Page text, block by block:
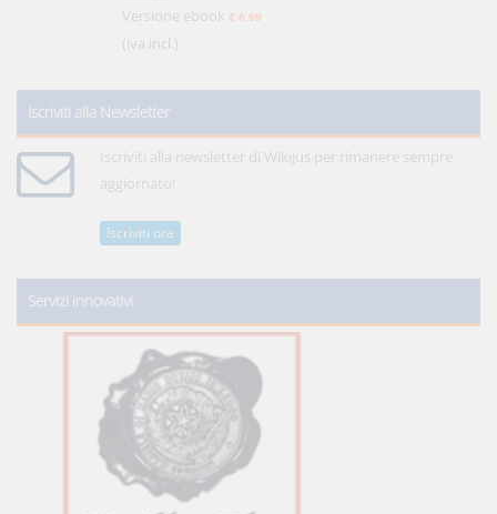
Versione ebook € 6,99
(iva incl.)
Iscriviti alla Newsletter
Iscriviti alla newsletter di WikiJus per rimanere sempre
aggiornato!
Iscriviti ora
Servizi innovativi